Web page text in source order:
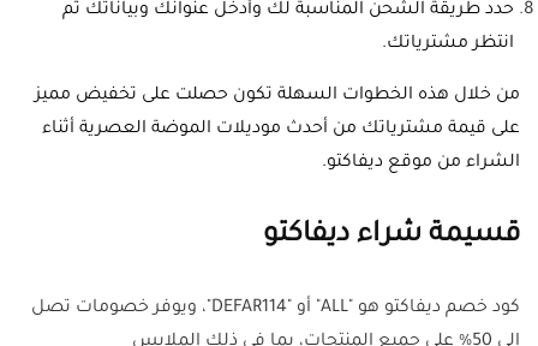
حدد طريقة الشحن المناسبة لك وأدخل عنوانك وبياناتك ثم
انتظر مشترياتك.
من خلال هذه الخطوات السهلة تكون حصلت على تخفيض مميز
على قيمة مشترياتك من أحدث موديلات الموضة العصرية أثناء
الشراء من موقع ديفاكتو.
قسيمة شراء ديفاكتو
كود خصم ديفاكتو هو " ALL " أو " DEFAR114 "، ويوفر خصومات تصل